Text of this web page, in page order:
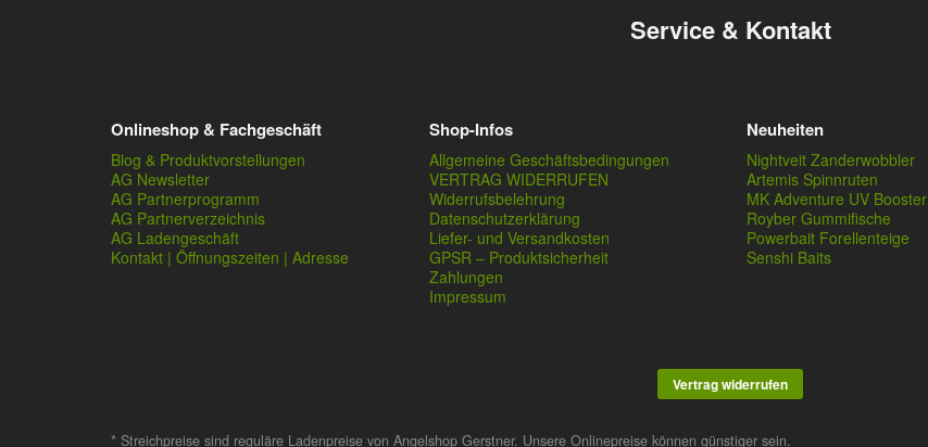
Service & Kontakt
Onlineshop & Fachgeschäft
Blog & Produktvorstellungen
AG Newsletter
AG Partnerprogramm
AG Partnerverzeichnis
AG Ladengeschäft
Kontakt | Öffnungszeiten | Adresse
Shop-Infos
Allgemeine Geschäftsbedingungen
VERTRAG WIDERRUFEN
Widerrufsbelehrung
Datenschutzerklärung
Liefer- und Versandkosten
GPSR – Produktsicherheit
Zahlungen
Impressum
Neuheiten
Nightveit Zanderwobbler
Artemis Spinnruten
MK Adventure UV Booster
Royber Gummifische
Powerbait Forellenteige
Senshi Baits
Vertrag widerrufen
* Streichpreise sind reguläre Ladenpreise von Angelshop Gerstner. Unsere Onlinepreise können günstiger sein.